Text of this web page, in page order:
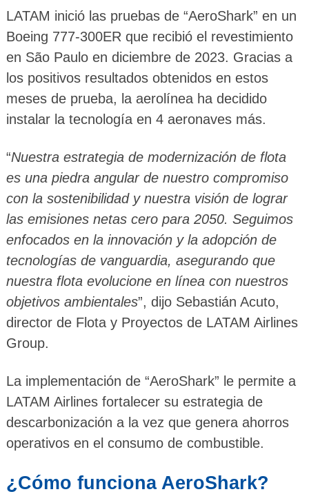
LATAM inició las pruebas de “AeroShark” en un
Boeing 777-300ER que recibió el revestimiento
en São Paulo en diciembre de 2023. Gracias a
los positivos resultados obtenidos en estos
meses de prueba, la aerolínea ha decidido
instalar la tecnología en 4 aeronaves más.
“Nuestra estrategia de modernización de flota
es una piedra angular de nuestro compromiso
con la sostenibilidad y nuestra visión de lograr
las emisiones netas cero para 2050. Seguimos
enfocados en la innovación y la adopción de
tecnologías de vanguardia, asegurando que
nuestra flota evolucione en línea con nuestros
objetivos ambientales”, dijo Sebastián Acuto,
director de Flota y Proyectos de LATAM Airlines
Group.
La implementación de “AeroShark” le permite a
LATAM Airlines fortalecer su estrategia de
descarbonización a la vez que genera ahorros
operativos en el consumo de combustible.
¿Cómo funciona AeroShark?